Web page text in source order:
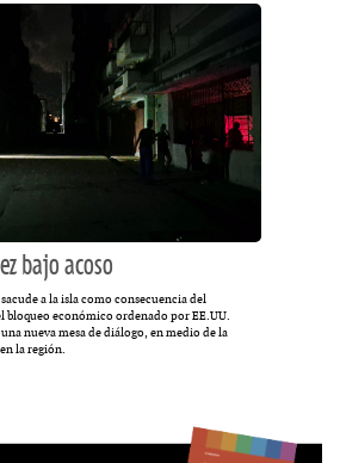
bajo acoso
a la isla como consecuencia del
económico ordenado por EE.UU.
nueva mesa de diálogo, en medio de la
la región.